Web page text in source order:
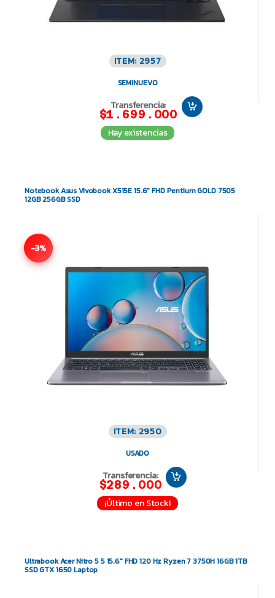
ITEM: 2957
SEMINUEVO
Transferencia:
$1.699.000
Hay existencias
Notebook Asus Vivobook X515E 15.6″ FHD Pentium GOLD 7505
12GB 256GB SSD
-3%
ITEM: 2950
USADO
Transferencia:
$289.000
¡Último en Stock!
Ultrabook Acer Nitro 5 5 15.6″ FHD 120 Hz Ryzen 7 3750H 16GB 1TB
SSD GTX 1650 Laptop